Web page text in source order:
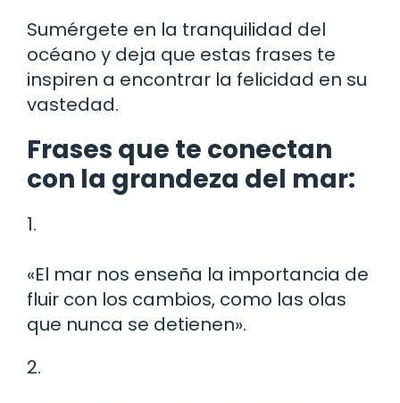
Sumérgete en la tranquilidad del
océano y deja que estas frases te
inspiren a encontrar la felicidad en su
vastedad.
Frases que te conectan
con la grandeza del mar:
1.
«El mar nos enseña la importancia de
fluir con los cambios, como las olas
que nunca se detienen».
2.